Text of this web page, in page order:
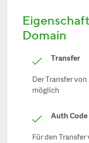
Domain
Transfer
Der Transfer
möglich
Auth Code
Für den